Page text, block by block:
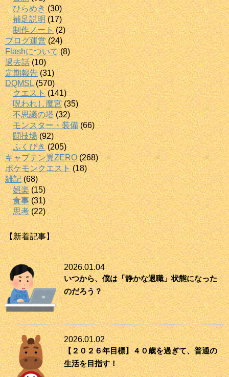
ひらめき (30)
補足説明(17)
制作ノート (2)
ブログ運営(24)
Flashについて(8)
過去話(10)
定期報告 (31)
DQMSL(570)
クエスト(141)
呪われし魔宮 (35)
不思議の塔 (32)
モンスター・装備(66)
闘技場(92)
ふくびき(205)
キャプテン翼ZERO(268)
ポケモンクエスト(18)
雑記(68)
娯楽 (15)
食事 (31)
思考(22)
【新着記事】
2026.01.04
いつから、僕は「静かな退職」状態になった
のだろう？
2026.01.02
【２０２６年目標】４０歳を過ぎて、普通の
生活を目指す！